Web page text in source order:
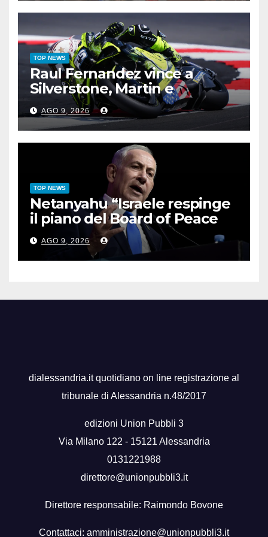
TOP NEWS
Raul Fernandez vince a
Silverstone, Martin e
Bezzecchi sul podio
AGO 9, 2026
TOP NEWS
Netanyahu “Israele respinge
il piano del Board of Peace
per Gaza”
AGO 9, 2026
dialessandria.it quotidiano on line registrazione al
tribunale di Alessandria n.48/2017
edizioni Union Pubbli 3
Via Milano 122 - 15121 Alessandria
0131221988
direttore@unionpubbli3.it
Direttore responsabile: Raimondo Bovone
Contattaci: amministrazione@unionpubbli3.it